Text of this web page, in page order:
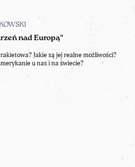
nad Europą"
Jakie są jej realne możliwości?
u nas i na świecie?